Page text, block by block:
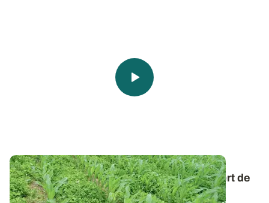
Innovation - Semer du maïs sous un couvert de
légumineuse